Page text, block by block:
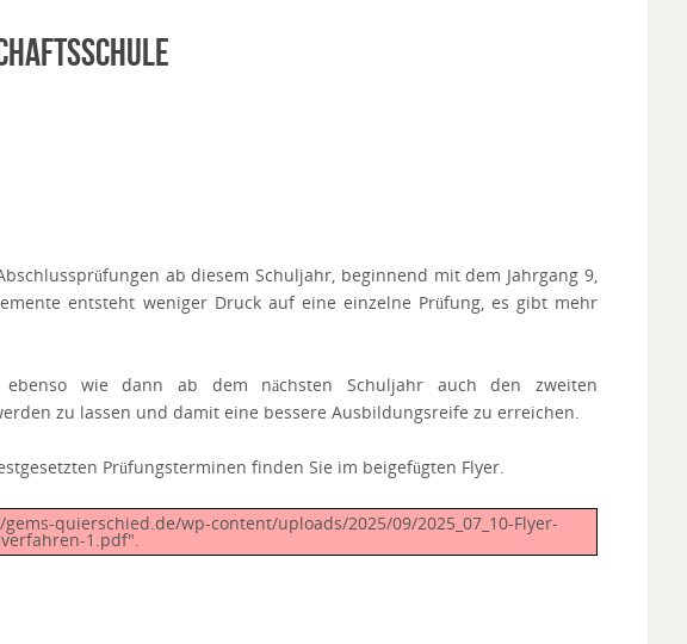
ab diesem Schuljahr, beginnend mit dem Jahrgang 9,
entsteht weniger Druck auf eine einzelne Prüfung, es gibt mehr
ebenso wie dann ab dem nächsten Schuljahr auch den zweiten
zu lassen und damit eine bessere Ausbildungsreife zu erreichen.
Prüfungsterminen finden Sie im beigefügten Flyer.
quierschied.de/wp-content/uploads/2025/09/2025_07_10-Flyer-
1.pdf".